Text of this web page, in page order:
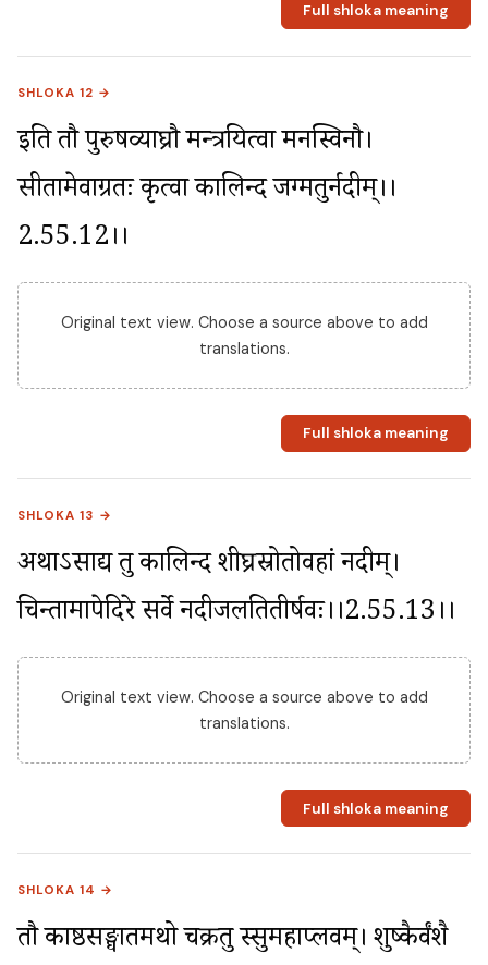
Full shloka meaning
SHLOKA 12 →
इति तौ पुरुषव्याघ्रौ मन्त्रयित्वा मनस्विनौ।
सीतामेवाग्रतः कृत्वा कालिन्दीं जग्मतुर्नदीम्।।
2.55.12।।
Original text view. Choose a source above to add
translations.
Full shloka meaning
SHLOKA 13 →
अथाऽसाद्य तु कालिन्दीं शीघ्रस्रोतोवहां नदीम्।
चिन्तामापेदिरे सर्वे नदीजलतितीर्षवः।।2.55.13।।
Original text view. Choose a source above to add
translations.
Full shloka meaning
SHLOKA 14 →
तौ काष्ठसङ्घातमथो चक्रतु स्सुमहाप्लवम्। शुष्कैर्वंशै